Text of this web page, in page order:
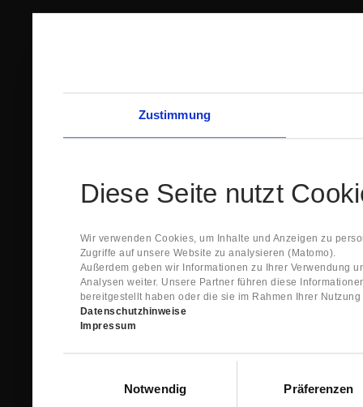
Zustimmung
Diese Seite nutzt
Wir verwenden Cookies, um Inhalte und Anzeigen zu
Zugriffe auf unsere Website zu analysieren (Matomo).
Außerdem geben wir Informationen zu Ihrer Verwendung
Analysen weiter. Unsere Partner führen diese
bereitgestellt haben oder die sie im Rahmen Ihrer
Datenschutzhinweise
Impressum
Notwendig
Präferenzen